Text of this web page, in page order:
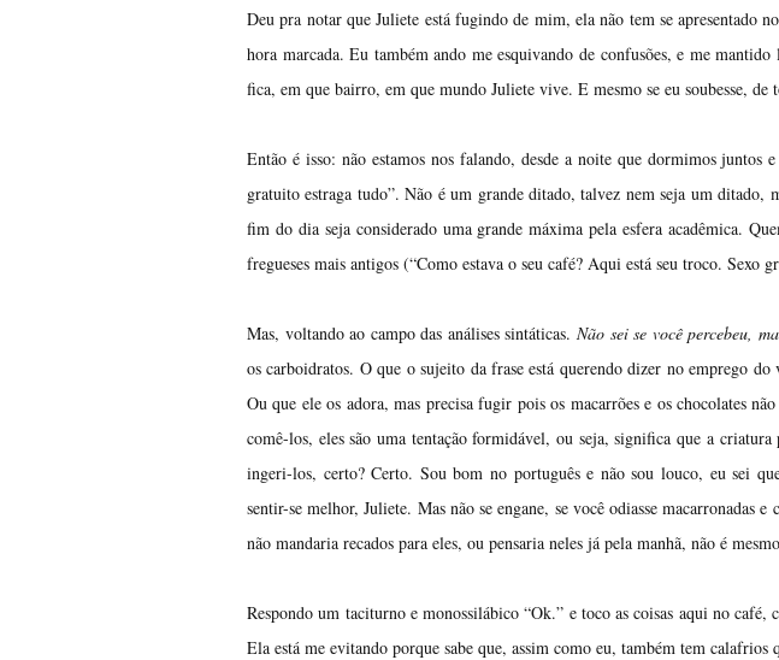
Deu pra notar que Juliete está fugindo de mim, ela não tem se apresentado
hora marcada. Eu também ando me esquivando de confusões, e me
fica, em que bairro, em que mundo Juliete vive. E mesmo se eu soubesse,
Então é isso: não estamos nos falando, desde a noite que dormimos juntos
gratuito estraga tudo”. Não é um grande ditado, talvez nem seja um ditado,
fim do dia seja considerado uma grande máxima pela esfera acadêmica.
fregueses mais antigos (“Como estava o seu café? Aqui está seu troco. Sexo
Mas, voltando ao campo das análises sintáticas.Não sei se você percebeu,
os carboidratos. O que o sujeito da frase está querendo dizer no emprego
Ou que ele os adora, mas precisa fugir pois os macarrões e os chocolates
comê-los, eles são uma tentação formidável, ou seja, significa que a criatura
ingeri-los, certo? Certo. Sou bom no português e não sou louco, eu sei
sentir-se melhor, Juliete. Mas não se engane, se você odiasse macarronadas
não mandaria recados para eles, ou pensaria neles já pela manhã, não é
Respondo um taciturno e monossilábico “Ok.” e toco as coisas aqui no café,
Ela está me evitando porque sabe que, assim como eu, também tem calafrios